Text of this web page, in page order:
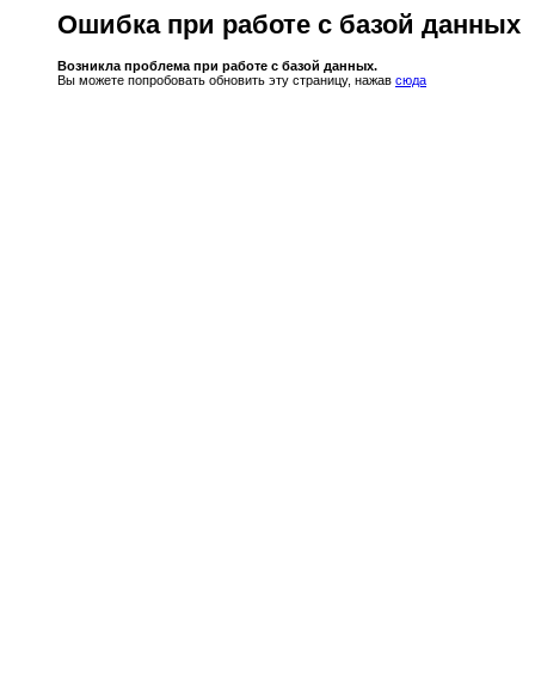
Ошибка при работе с базой данных
Возникла проблема при работе с базой данных.
Вы можете попробовать обновить эту страницу, нажав сюда